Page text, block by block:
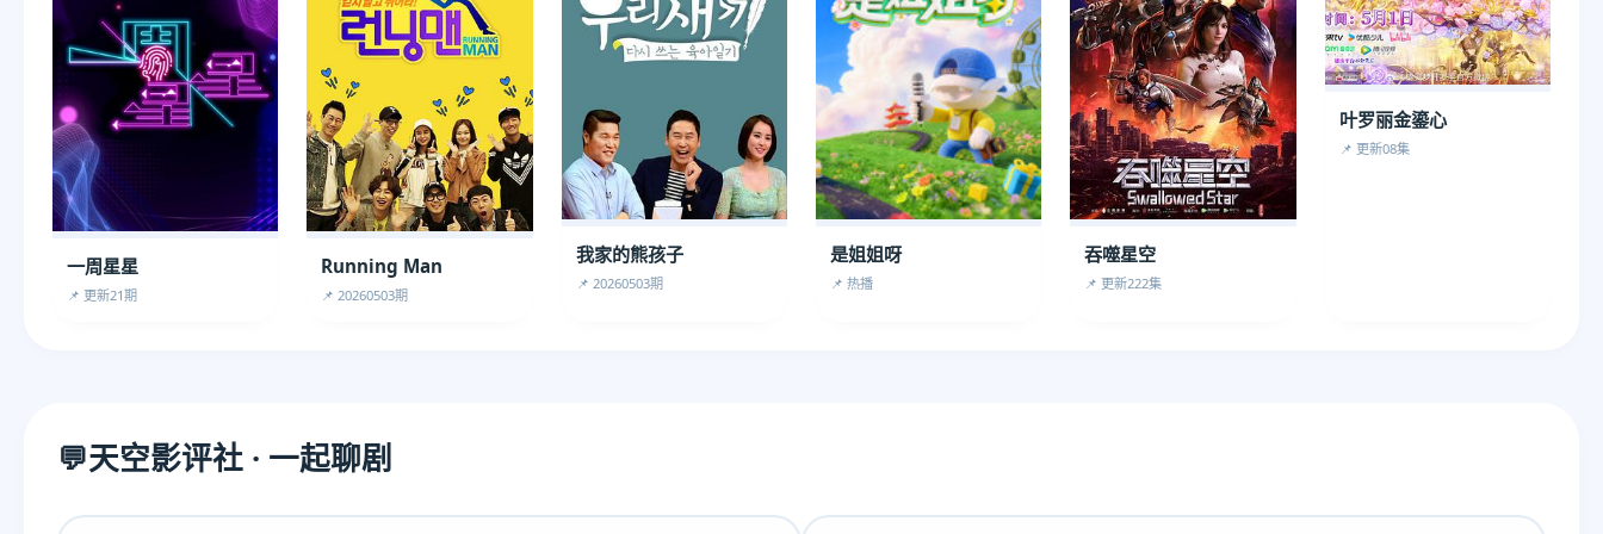
一周星星
📌 更新21期
Running Man
📌 20260503期
我家的熊孩子
📌 20260503期
是姐姐呀
📌 热播
吞噬星空
📌 更新222集
叶罗丽金鎏心
📌 更新08集
💬天空影评社 · 一起聊剧